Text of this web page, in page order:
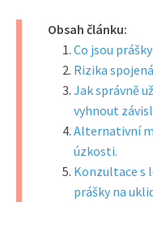
Obsah článku:
Co jsou
Rizika
Jak správně
vyhnout
Alternativní
úzkosti.
Konzultace s
prášky na